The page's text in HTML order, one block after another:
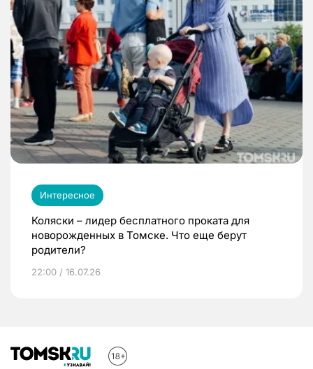
Интересное
Коляски – лидер бесплатного проката для
новорожденных в Томске. Что еще берут
родители?
22:00 / 16.07.26